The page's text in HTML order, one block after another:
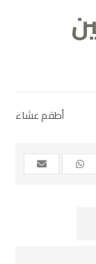
أطقم عشاء